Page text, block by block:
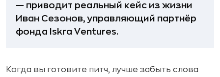
— приводит реальный кейс из жизни
Иван Сезонов, управляющий партнёр
фонда Iskra Ventures.
Когда вы готовите питч, лучше забыть слова